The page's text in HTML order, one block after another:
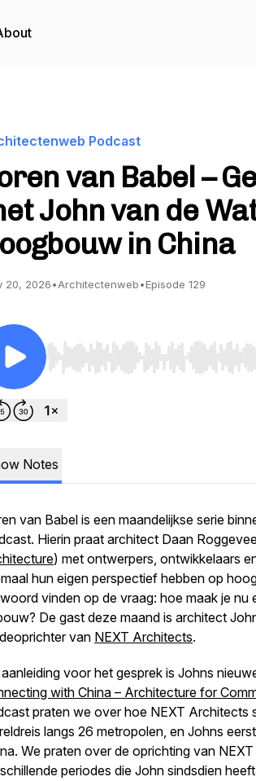
Podcast
van Babel –
John van de
in China
20, 2026•Architectenweb•Episode 129
Use Left/Right to seek, Home/End
Notes
van Babel is een maandelijkse serie
Hierin praat architect Daan
) met ontwerpers, ontwikkelaars
hun eigen perspectief hebben op
vinden op de vraag: hoe maak je nu
De gast deze maand is architect
van NEXT Architects.
voor het gesprek is Johns
with China – Architecture for
praten we over hoe NEXT Architects
langs 26 metropolen, en Johns
We praten over de oprichting van
periodes die John sindsdien